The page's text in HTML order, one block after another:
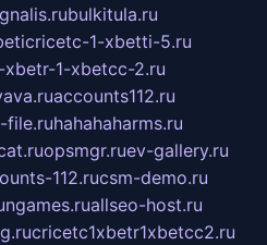
gnalis.rubulkitula.ru
1-xbetti-5.ru
1-xbetcc-2.ru
accounts112.ru
file.ruhahahaharms.ru
opsmgr.ruev-gallery.ru
112.rucsm-demo.ru
allseo-host.ru
cricetc1xbetr1xbetcc2.ru